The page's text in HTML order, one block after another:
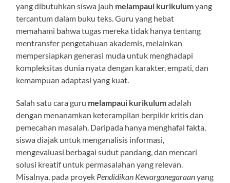
yang dibutuhkan siswa jauh melampaui kurikulumyang
tercantum dalam buku teks. Guru yang hebat
memahami bahwa tugas mereka tidak hanya tentang
mentransfer pengetahuan akademis, melainkan
mempersiapkan generasi muda untuk menghadapi
kompleksitas dunia nyata dengan karakter, empati, dan
kemampuan adaptasi yang kuat.
Salah satu cara guru melampaui kurikulumadalah
dengan menanamkan keterampilan berpikir kritis dan
pemecahan masalah. Daripada hanya menghafal fakta,
siswa diajak untuk menganalisis informasi,
mengevaluasi berbagai sudut pandang, dan mencari
solusi kreatif untuk permasalahan yang relevan.
Misalnya, pada proyek Pendidikan Kewarganegaraanyang